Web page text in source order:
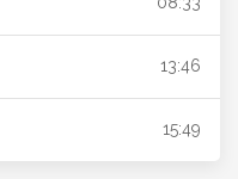
13:46
15:49